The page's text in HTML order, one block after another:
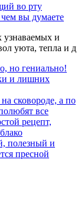
во рту
вы думаете
и
уюта, тепла и д
но гениально!
и лишних
сковороде, а по
все
рецепт,
полезный и
пресной